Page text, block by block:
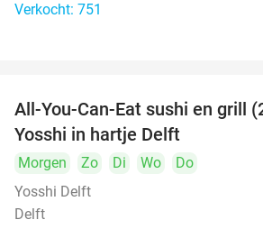
Verkocht: 751
All-You-Can-Eat sushi en grill
Yosshi in hartje Delft
Morgen Zo Di Wo
Do
Yosshi Delft
Delft